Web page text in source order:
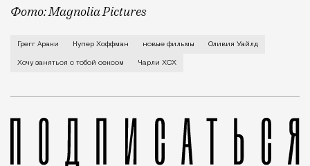
Фото: Magnolia Pictures
В первой же сцене своего нового фильма Грегг
Грегг Араки Купер Хоффман новые фильмы Оливия Уайлд
Хочу заняться с тобой сексом Чарли XCX